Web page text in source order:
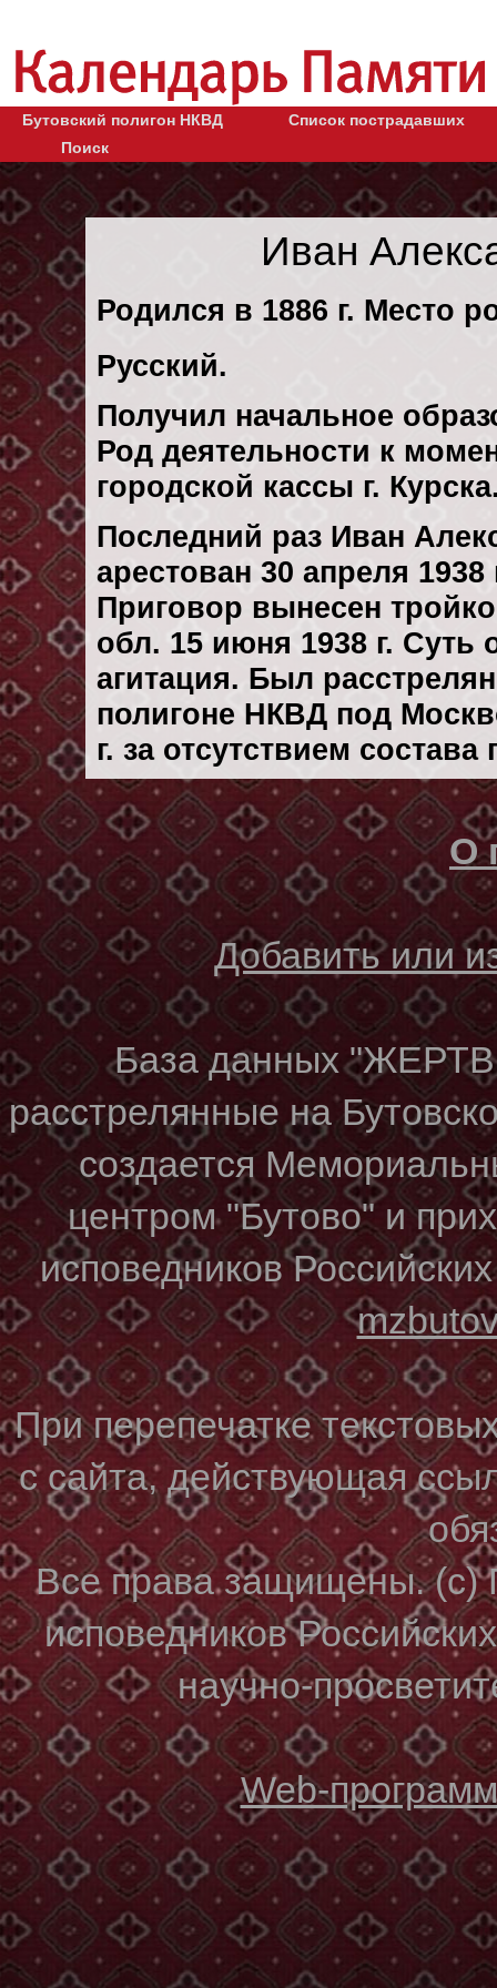
Бутовский полигон НКВД
Список пострадавших
Поиск
Иван
Родился в 1886 г. Место
Русский.
Получил начальное
Род деятельности к
городской кассы г.
Последний раз Иван
арестован 30 апреля 1938
Приговор вынесен
обл. 15 июня 1938 г.
агитация. Был
полигоне НКВД под
г. за отсутствием
О
Добавить или
База данных
расстрелянные на
создается
центром "Бутово" и
исповедников
При перепечатке
с сайта, действующая
Все права защищены. (с)
исповедников
научно-
Web-